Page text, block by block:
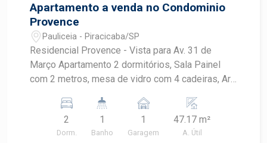
Apartamento a venda no Condominio
Provence
Pauliceia - Piracicaba/SP
Residencial Provence - Vista para Av. 31 de
Março Apartamento 2 dormitórios, Sala Painel
com 2 metros, mesa de vidro com 4 cadeiras, Ar
brastemp, armários , Banheiro social e lavabo (pia
auxiliar ao lado do banheiro) Lavanderia com
armários Dormitório com armário grande - 6
2
Dorm.
1
Banho
1
Garagem
47.17 m²
A. Útil